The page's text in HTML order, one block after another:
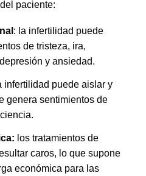
paciente:
: la infertilidad puede
de tristeza, ira,
y ansiedad.
infertilidad puede aislar y
genera sentimientos de
los tratamientos de
caros, lo que supone
económica para las